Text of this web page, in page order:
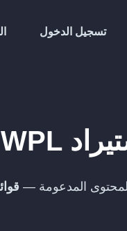
تسجيل الدخول
WPL
المدعومة —